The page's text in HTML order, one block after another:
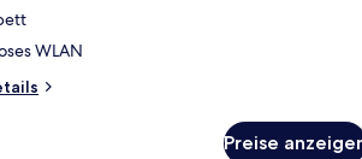
WLAN
Preise